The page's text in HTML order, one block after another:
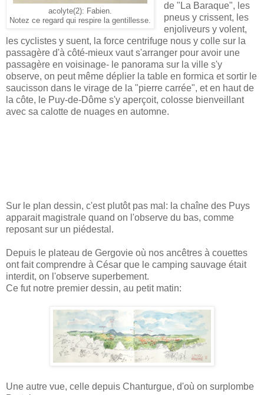
acolyte(2): Fabien.
Notez ce regard qui respire la gentillesse.
de "La Baraque", les
pneus y crissent, les
enjoliveurs y volent,
les cyclistes y suent, la force centrifuge nous y colle sur la
passagère d'à côté-mieux vaut s'arranger pour avoir une
passagère en voisinage- le panorama sur la ville s'y
observe, on peut même déplier la table en formica et sortir le
saucisson dans le virage de la "pierre carrée", et en haut de
la côte, le Puy-de-Dôme s'y aperçoit, colosse bienveillant
avec sa calotte de nuages en automne.
Sur le plan dessin, c'est plutôt pas mal: la chaîne des Puys
apparait magistrale quand on l'observe du bas, comme
reposant sur un piédestal.
Depuis le plateau de Gergovie où nos ancêtres à couettes
ont fait comprendre à César que le camping sauvage était
interdit, on l'observe superbement.
Ce fut notre premier dessin, au petit matin:
Une autre vue, celle depuis Chanturgue, d'où on surplombe